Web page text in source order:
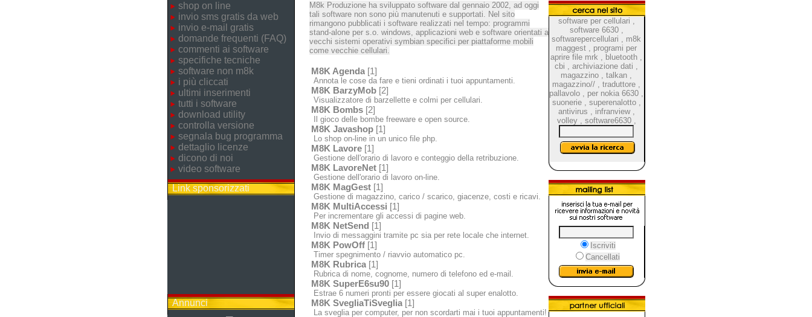
shop on line
invio sms gratis da web
invio e-mail gratis
domande frequenti (FAQ)
commenti ai software
specifiche tecniche
software non m8k
i più cliccati
ultimi inserimenti
tutti i software
download utility
controlla versione
segnala bug programma
dettaglio licenze
dicono di noi
video software
Link sponsorizzati
Annunci
M8k Produzione ha sviluppato software dal gennaio 2002, ad oggi
tali software non sono più manutenuti e supportati. Nel sito
rimangono pubblicati i software realizzati nel tempo: programmi
stand-alone per s.o. windows, applicazioni web e software orientati a
vecchi sistemi operativi symbian specifici per piattaforme mobili
come vecchie cellulari.
M8K Agenda[1]
Annota le cose da fare e tieni ordinati i tuoi appuntamenti.
M8K BarzyMob[2]
Visualizzatore di barzellette e colmi per cellulari.
M8K Bombs[2]
Il gioco delle bombe freeware e open source.
M8K Javashop[1]
Lo shop on-line in un unico file php.
M8K Lavore[1]
Gestione dell'orario di lavoro e conteggio della retribuzione.
M8K LavoreNet[1]
Gestione dell'orario di lavoro on-line.
M8K MagGest[1]
Gestione di magazzino, carico / scarico, giacenze, costi e ricavi.
M8K MultiAccessi [1]
Per incrementare gli accessi di pagine web.
M8K NetSend [1]
Invio di messaggini tramite pc sia per rete locale che internet.
M8K PowOff[1]
Timer spegnimento / riavvio automatico pc.
M8K Rubrica[1]
Rubrica di nome, cognome, numero di telefono ed e-mail.
M8K SuperE6su90[1]
Estrae 6 numeri pronti per essere giocati al super enalotto.
M8K SvegliaTiSveglia[1]
La sveglia per computer, per non scordarti mai i tuoi appuntamenti!
software per cellulari ,
software 6630 ,
softwarepercellulari , m8k
maggest , programi per
aprire file mrk , bluetooth ,
cbi , archiviazione dati ,
magazzino , talkan ,
magazzino// , traduttore ,
pallavolo , per nokia 6630 ,
suonerie , superenalotto ,
antivirus , infranview ,
volley , software6630 ,
Iscriviti
Cancellati